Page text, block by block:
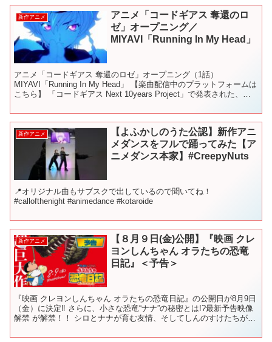
新作アニメ
アニメ「コードギアス 奪還のロ
ゼ」オープニング／
MIYAVI「Running In My Head」
アニメ「コードギアス 奪還のロゼ」オープニング（1話）
MIYAVI「Running In My Head」 【楽曲配信中のプラットフォームは
こちら】 「コードギアス Next 10years Project」で発表された、コ
新作アニメ
【よふかしのうた公認】新作アニ
メダンスをフルで踊ってみた【ア
ニメダンス本家】#CreepyNuts
📍オリジナル曲もサブスクで出しているので聞いてね！
#callofthenight #animedance #kotaroide
新作アニメ
【８月９日(金)公開】『映画 クレ
ヨンしんちゃん オラたちの恐竜
日記』＜予告＞
『映画 クレヨンしんちゃん オラたちの恐竜日記』の公開日が8月9日
（金）に決定‼ さらに、小さな恐竜“ナナ”の秘密とは!?最新予告映像
解禁 が解禁！！ シロとナナが育む友情、そしてしんのすけたちが体